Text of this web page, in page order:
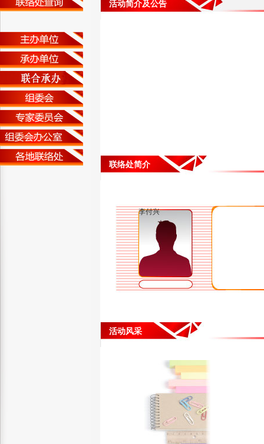
活动简介及公告
联络处简介
李付兴
活动风采